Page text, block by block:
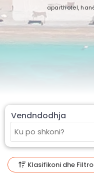
aparthotel,
Vendndodhja
Klasifikoni dhe